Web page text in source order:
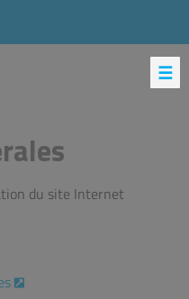
du site Internet